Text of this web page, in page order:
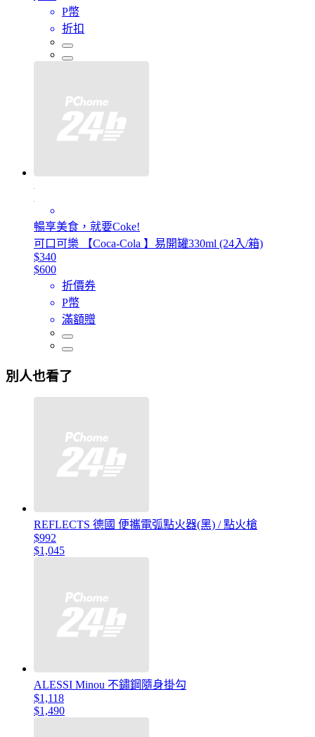
P幣
折扣
暢享美食，就要Coke!
可口可樂 【Coca-Cola 】易開罐330ml (24入/箱)
$340
$600
折價券
P幣
滿額贈
別人也看了
REFLECTS 德國 便攜電弧點火器(黑) / 點火槍
$992
$1,045
ALESSI Minou 不鏽鋼隨身掛勾
$1,118
$1,490